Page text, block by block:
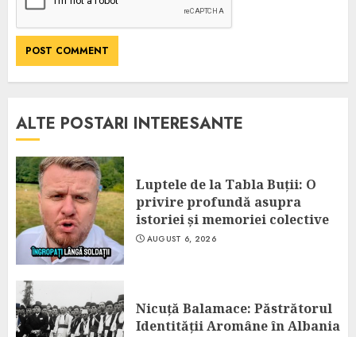
ALTE POSTARI INTERESANTE
Luptele de la Tabla Buții: O
privire profundă asupra
istoriei și memoriei colective
AUGUST 6, 2026
Nicuță Balamace: Păstrătorul
Identității Aromâne în Albania